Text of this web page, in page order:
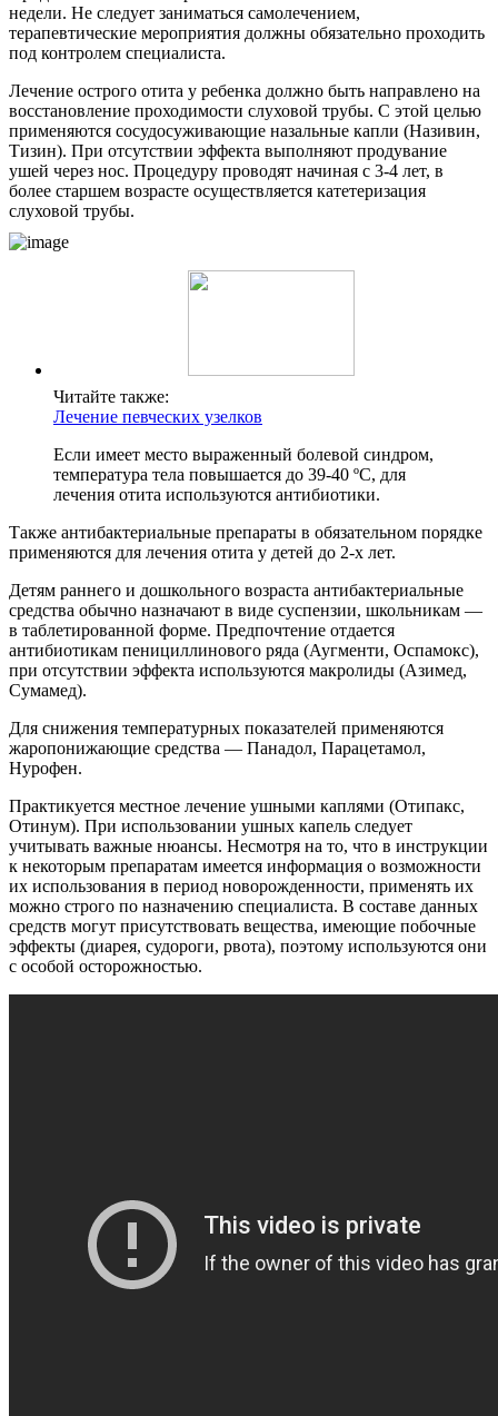
недели. Не следует заниматься самолечением,
терапевтические мероприятия должны обязательно проходить
под контролем специалиста.
Лечение острого отита у ребенка должно быть направлено на
восстановление проходимости слуховой трубы. С этой целью
применяются сосудосуживающие назальные капли (Називин,
Тизин). При отсутствии эффекта выполняют продувание
ушей через нос. Процедуру проводят начиная с 3-4 лет, в
более старшем возрасте осуществляется катетеризация
слуховой трубы.
Читайте также:
Лечение певческих узелков
Если имеет место выраженный болевой синдром,
температура тела повышается до 39-40 ºС, для
лечения отита используются антибиотики.
Также антибактериальные препараты в обязательном порядке
применяются для лечения отита у детей до 2-х лет.
Детям раннего и дошкольного возраста антибактериальные
средства обычно назначают в виде суспензии, школьникам —
в таблетированной форме. Предпочтение отдается
антибиотикам пенициллинового ряда (Аугменти, Оспамокс),
при отсутствии эффекта используются макролиды (Азимед,
Сумамед).
Для снижения температурных показателей применяются
жаропонижающие средства — Панадол, Парацетамол,
Нурофен.
Практикуется местное лечение ушными каплями (Отипакс,
Отинум). При использовании ушных капель следует
учитывать важные нюансы. Несмотря на то, что в инструкции
к некоторым препаратам имеется информация о возможности
их использования в период новорожденности, применять их
можно строго по назначению специалиста. В составе данных
средств могут присутствовать вещества, имеющие побочные
эффекты (диарея, судороги, рвота), поэтому используются они
с особой осторожностью.